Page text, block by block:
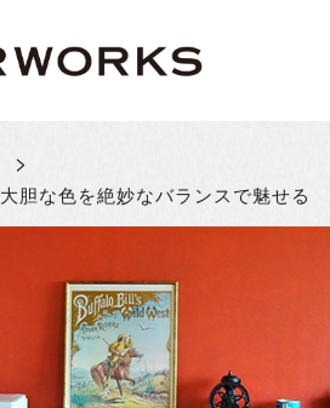
>
大胆な色を絶妙なバランスで魅せる